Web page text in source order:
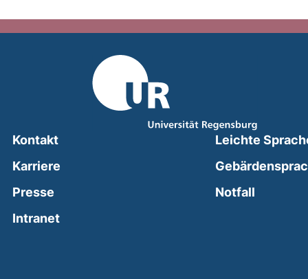
Kontakt
Karriere
Presse
Intranet(external link, opens in a new window)
Leichte
Notfall